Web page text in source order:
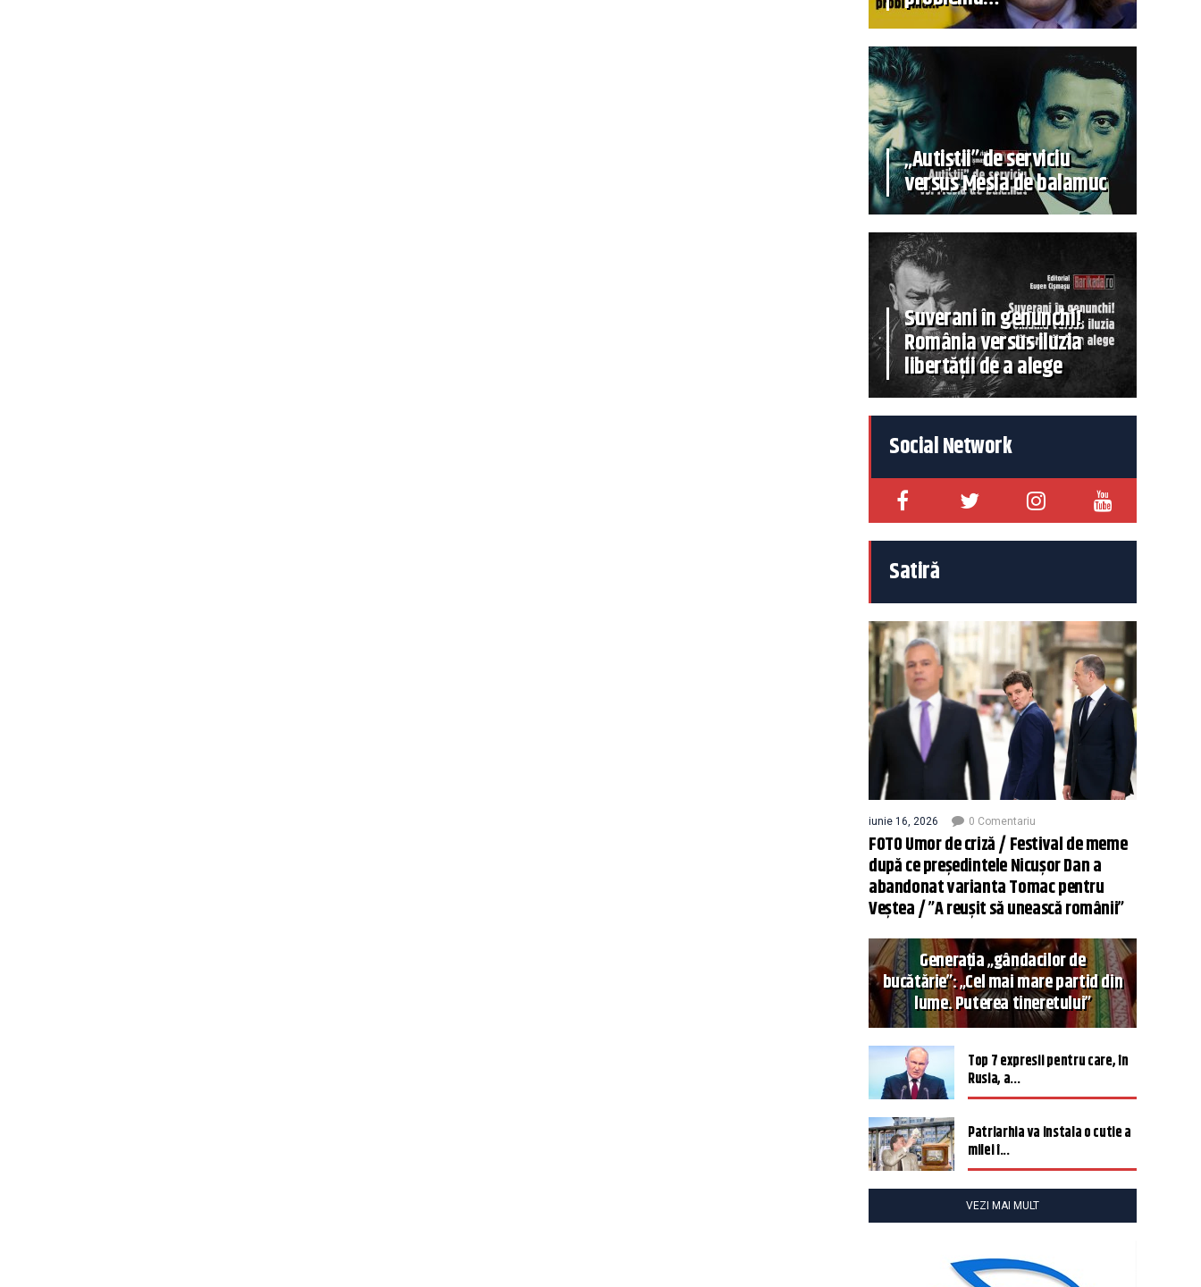
„Autiștii” de serviciu
versus Mesia de balamuc
Suverani în genunchi!
România versus iluzia
libertății de a alege
Social Network
Satiră
iunie 16, 2026 0 Comentariu
FOTO Umor de criză / Festival de meme
după ce președintele Nicușor Dan a
abandonat varianta Tomac pentru
Veștea / ”A reușit să unească românii”
Generația „gândacilor de
bucătărie”: „Cel mai mare partid din
lume. Puterea tineretului”
Top 7 expresii pentru care, în
Rusia, a...
Patriarhia va instala o cutie a
milei î...
VEZI MAI MULT